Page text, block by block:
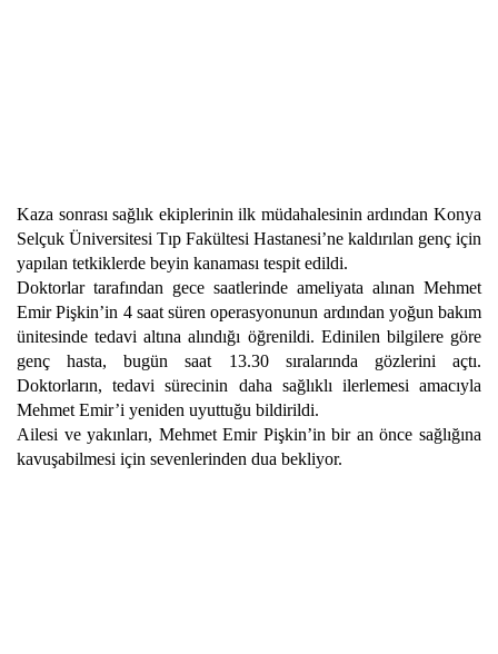
Kaza sonrası sağlık ekiplerinin ilk müdahalesinin ardından Konya
Selçuk Üniversitesi Tıp Fakültesi Hastanesi’ne kaldırılan genç için
yapılan tetkiklerde beyin kanaması tespit edildi.
Doktorlar tarafından gece saatlerinde ameliyata alınan Mehmet
Emir Pişkin’in 4 saat süren operasyonunun ardından yoğun bakım
ünitesinde tedavi altına alındığı öğrenildi. Edinilen bilgilere göre
genç hasta, bugün saat 13.30 sıralarında gözlerini açtı.
Doktorların, tedavi sürecinin daha sağlıklı ilerlemesi amacıyla
Mehmet Emir’i yeniden uyuttuğu bildirildi.
Ailesi ve yakınları, Mehmet Emir Pişkin’in bir an önce sağlığına
kavuşabilmesi için sevenlerinden dua bekliyor.